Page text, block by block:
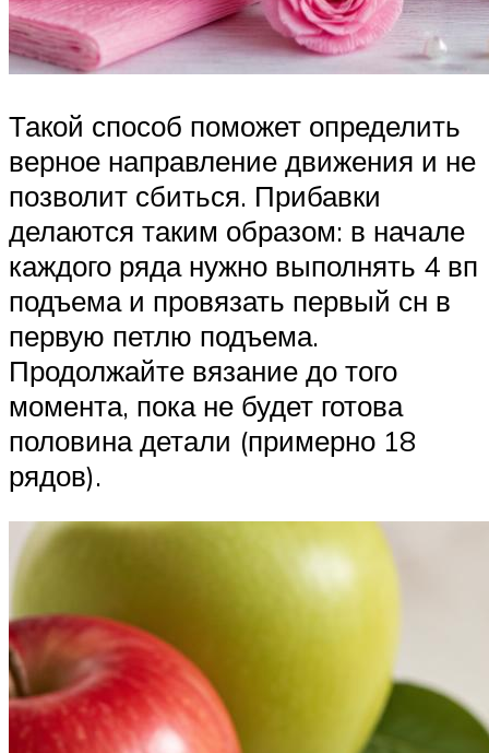
Такой способ поможет определить
верное направление движения и не
позволит сбиться. Прибавки
делаются таким образом: в начале
каждого ряда нужно выполнять 4 вп
подъема и провязать первый сн в
первую петлю подъема.
Продолжайте вязание до того
момента, пока не будет готова
половина детали (примерно 18
рядов).